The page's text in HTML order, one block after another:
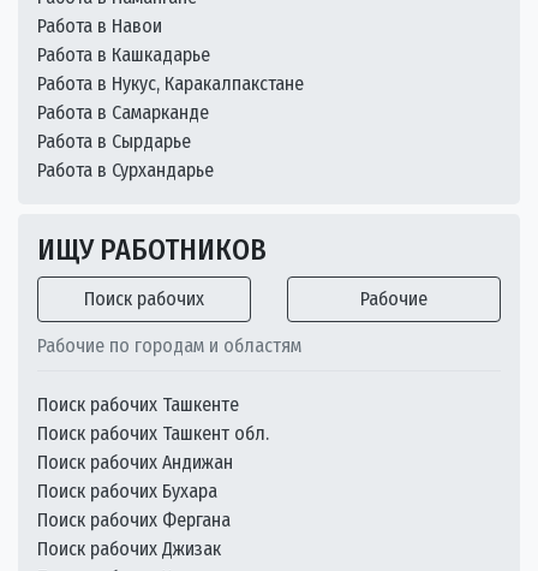
Работа в Навои
Работа в Кашкадарье
Работа в Нукус, Каракалпакстане
Работа в Самарканде
Работа в Сырдарье
Работа в Сурхандарье
ИЩУ РАБОТНИКОВ
Поиск рабочих Рабочие
Рабочие по городам и областям
Поиск рабочих Ташкенте
Поиск рабочих Ташкент обл.
Поиск рабочих Андижан
Поиск рабочих Бухара
Поиск рабочих Фергана
Поиск рабочих Джизак